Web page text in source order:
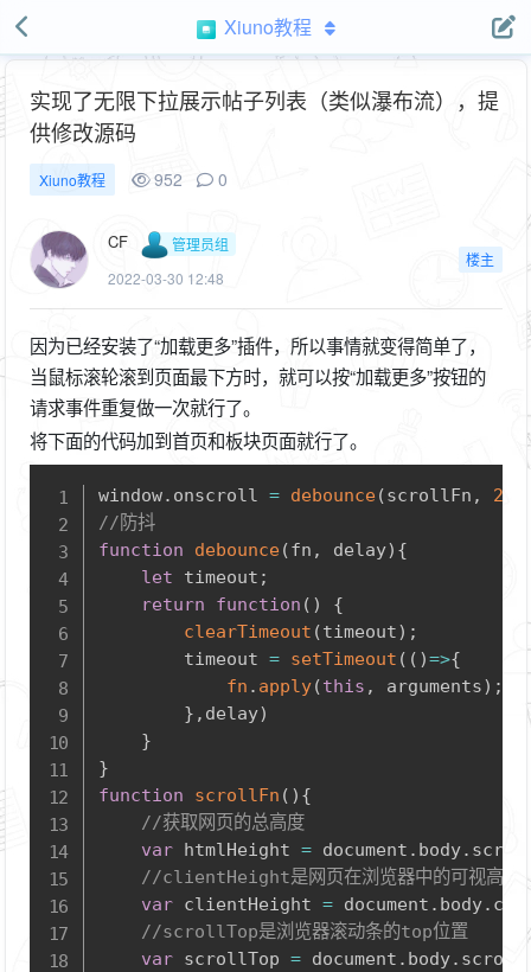
Xiuno教程
实现了无限下拉展示帖子列表（类似瀑布流），提
供修改源码
Xiuno教程 952 0
CF
管理员组
2022-03-30 12:48
楼主
因为已经安装了“加载更多”插件，所以事情就变得简单了，
当鼠标滚轮滚到页面最下方时，就可以按“加载更多”按钮的
请求事件重复做一次就行了。
将下面的代码加到首页和板块页面就行了。
window. onscroll = debounce(scrollFn , 200
//防抖
function
debounce(fn , delay) {
let timeout ;
return
function ( )
{
clearTimeout (timeout) ;
		timeout
= setTimeout ( ( )=>{
fn . apply(this , arguments) ;
} , delay)
}
}
function
scrollFn ( ) {
//获取网页的总高度
var htmlHeight = document . body.
//clientHeight是网页在浏览器中的可视高度
var clientHeight = document . body.
//scrollTop是浏览器滚动条的top位置
var scrollTop = document . body.
Copy